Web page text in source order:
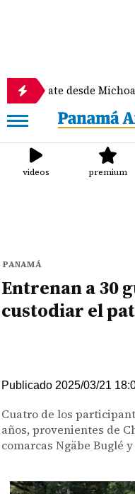
desde Michoacán
videos premium
PANAMÁ
Entrenan a 30
custodiar el
Publicado 2025/03/21
Cuatro de los
años, provenientes de
comarcas Ngäbe Buglé